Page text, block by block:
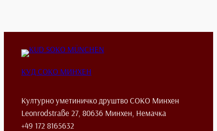
КУД СОКО МИНХЕН
Културно уметиничко друштво СОКО Минхен
Leonrodstraße 27, 80636 Минхен, Немачка
+49 172 8165632